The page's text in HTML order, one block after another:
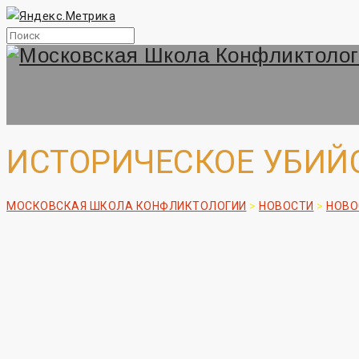
ИСТОРИЧЕСКОЕ
МОСКОВСКАЯ ШКОЛА КОНФЛИКТОЛОГИИ > НОВОСТИ >